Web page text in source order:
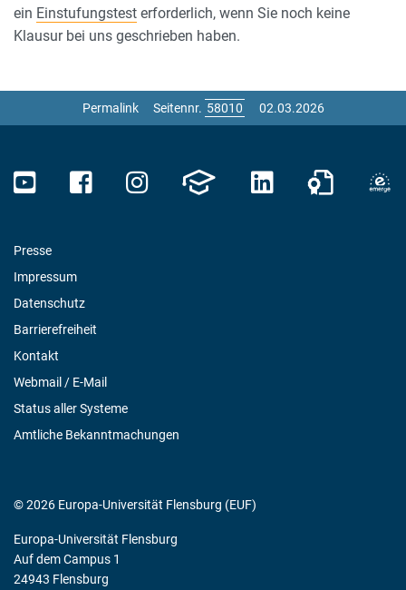
ein Einstufungstest erforderlich, wenn Sie noch keine
Klausur bei uns geschrieben haben.
Permalink Seitennr. 02.03.2026
Presse
Impressum
Datenschutz
Barrierefreiheit
Kontakt
Webmail / E-Mail
Status aller Systeme
Amtliche Bekanntmachungen
© 2026 Europa-Universität Flensburg (EUF)
Europa-Universität Flensburg
Auf dem Campus 1
24943 Flensburg